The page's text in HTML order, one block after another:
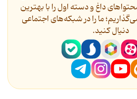
داغ و دسته اول را با بهترین
ما را در شبکه‌های اجتماعی
دنیال کنید.